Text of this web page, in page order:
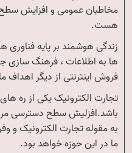
مخاطبان عمومی و افزایش
هست.
زندگی هوشمند بر پایه
ها به اطلاعات ، فرهنگ سازی
فروش اینترنتی از دیگر اهداف
تجارت الکترونیک یکی از ره
باشد.افزلیش سطح دسترسی
به مقوله تجارت الکترونیک و
ما در این حوزه خواهد بود.